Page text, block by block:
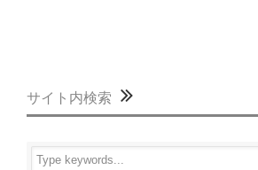
サイト内検索